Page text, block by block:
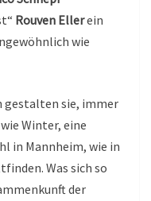
Rouven Ellerein
wie
gestalten sie, immer
Winter, eine
in Mannheim, wie in
Was sich so
der